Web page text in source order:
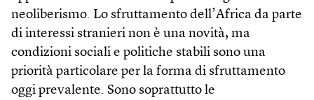
neoliberismo. Lo sfruttamento dell’Africa da parte
di interessi stranieri non è una novità, ma
condizioni sociali e politiche stabili sono una
priorità particolare per la forma di sfruttamento
oggi prevalente. Sono soprattutto le